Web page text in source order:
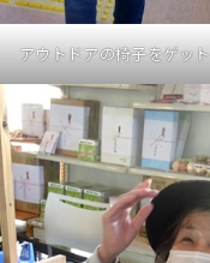
アウトドアの椅子をゲット